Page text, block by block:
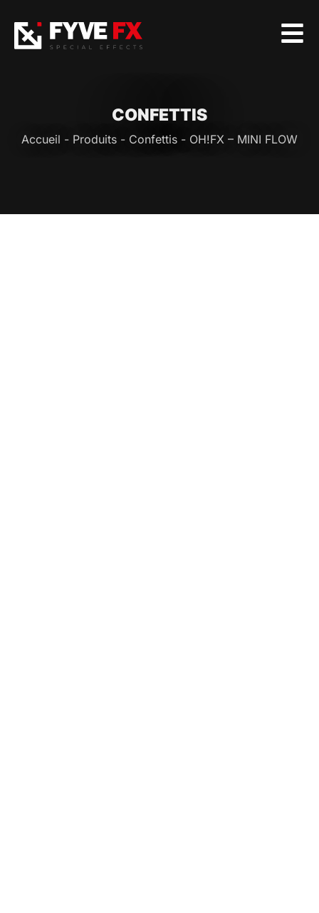
CONFETTIS
Accueil - Produits - Confettis - OH!FX – MINI FLOW